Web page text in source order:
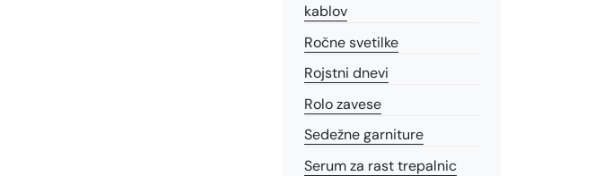
kablov
Ročne svetilke
Rojstni dnevi
Rolo zavese
Sedežne garniture
Serum za rast trepalnic